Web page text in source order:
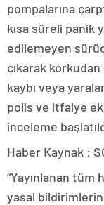
pompalarına
kısa süreli panik
edilemeyen
çıkarak
kaybı veya
polis ve itfaiye
inceleme
Haber Kaynak :
“Yayınlanan
yasal